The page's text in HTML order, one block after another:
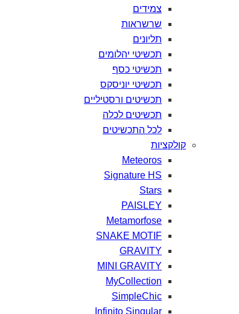
צמידים
שרשראות
תליונים
תכשיטי יהלומים
תכשיטי כסף
תכשיטי יוניסקס
תכשיטים ורסטיליים
תכשיטים לכלה
לכל התכשיטים
קולקציות
Meteoros
Signature HS
Stars
PAISLEY
Metamorfose
SNAKE MOTIF
GRAVITY
MINI GRAVITY
MyCollection
SimpleChic
Infinito Singular